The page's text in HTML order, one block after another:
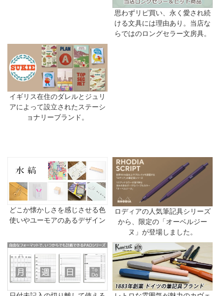
思わずリピ買い、永く愛され続
ける文具には理由あり。当店な
らではのロングセラー文房具。
イギリス在住のダレルとジュリ
アによって設立されたステーシ
ョナリーブランド。
どこか懐かしさを感じさせる色
使いやユーモアのあるデザイン
ロディアの人気筆記具シリーズ
から、限定の「オーベルジー
ヌ」が登場しました。